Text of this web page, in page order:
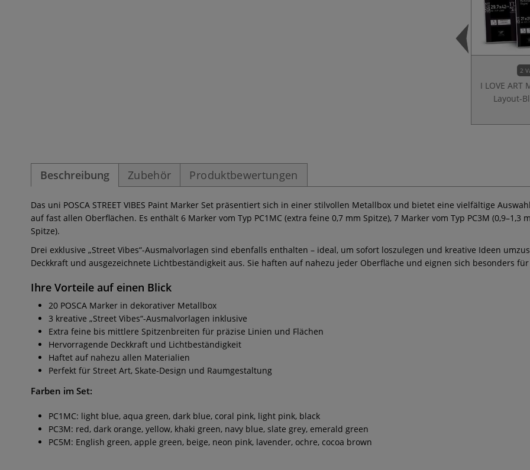
2
I LOVE ART
Layout-
Beschreibung Zubehör Produktbewertungen
Das uni POSCA STREET VIBES Paint Marker Set präsentiert sich in einer stilvollen Metallbox und bietet eine vielfältige
auf fast allen Oberflächen. Es enthält 6 Marker vom Typ PC1MC (extra feine 0,7 mm Spitze), 7 Marker vom Typ PC3M (0,9–1,3
Spitze).
Drei exklusive „Street Vibes“-Ausmalvorlagen sind ebenfalls enthalten – ideal, um sofort loszulegen und kreative Ideen
Deckkraft und ausgezeichnete Lichtbeständigkeit aus. Sie haften auf nahezu jeder Oberfläche und eignen sich besonders
Ihre Vorteile auf einen Blick
20 POSCA Marker in dekorativer Metallbox
3 kreative „Street Vibes“-Ausmalvorlagen inklusive
Extra feine bis mittlere Spitzenbreiten für präzise Linien und Flächen
Hervorragende Deckkraft und Lichtbeständigkeit
Haftet auf nahezu allen Materialien
Perfekt für Street Art, Skate-Design und Raumgestaltung
Farben im Set:
PC1MC: light blue, aqua green, dark blue, coral pink, light pink, black
PC3M: red, dark orange, yellow, khaki green, navy blue, slate grey, emerald green
PC5M: English green, apple green, beige, neon pink, lavender, ochre, cocoa brown